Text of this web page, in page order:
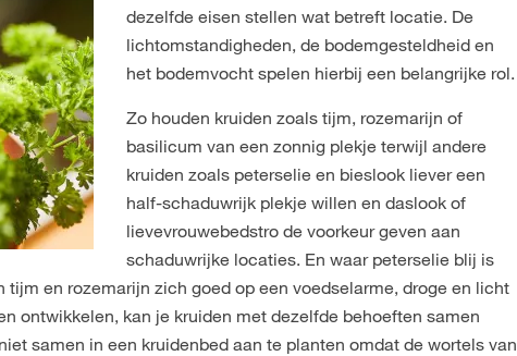
dezelfde eisen stellen wat betreft locatie. De
lichtomstandigheden, de bodemgesteldheid en
het bodemvocht spelen hierbij een belangrijke rol.
Zo houden kruiden zoals tijm, rozemarijn of
basilicum van een zonnig plekje terwijl andere
kruiden zoals peterselie en bieslook liever een
half-schaduwrijk plekje willen en daslook of
lievevrouwebedstro de voorkeur geven aan
schaduwrijke locaties. En waar peterselie blij is
en rozemarijn zich goed op een voedselarme, droge en licht
ontwikkelen, kan je kruiden met dezelfde behoeften samen
samen in een kruidenbed aan te planten omdat de wortels van